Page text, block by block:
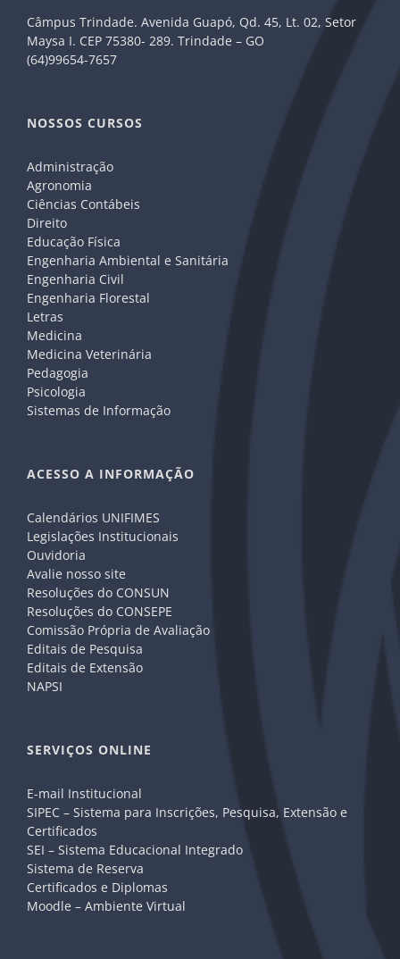
Câmpus Trindade. Avenida Guapó, Qd. 45, Lt. 02, Setor
Maysa I. CEP 75380- 289. Trindade – GO
(64)99654-7657
NOSSOS CURSOS
Administração
Agronomia
Ciências Contábeis
Direito
Educação Física
Engenharia Ambiental e Sanitária
Engenharia Civil
Engenharia Florestal
Letras
Medicina
Medicina Veterinária
Pedagogia
Psicologia
Sistemas de Informação
ACESSO A INFORMAÇÃO
Calendários UNIFIMES
Legislações Institucionais
Ouvidoria
Avalie nosso site
Resoluções do CONSUN
Resoluções do CONSEPE
Comissão Própria de Avaliação
Editais de Pesquisa
Editais de Extensão
NAPSI
SERVIÇOS ONLINE
E-mail Institucional
SIPEC – Sistema para Inscrições, Pesquisa, Extensão e
Certificados
SEI – Sistema Educacional Integrado
Sistema de Reserva
Certificados e Diplomas
Moodle – Ambiente Virtual